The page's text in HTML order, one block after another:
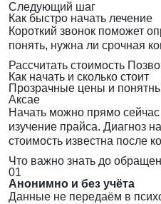
Следующий шаг
Как быстро начать лечение
Короткий звонок поможет
понять, нужна ли срочная
Рассчитать стоимость
Как начать и сколько стоит
Прозрачные цены и
Аксае
Начать можно прямо
изучение прайса. Диагноз
стоимость известна после
Что важно знать до
01
Анонимно и без учёта
Данные не передаём в